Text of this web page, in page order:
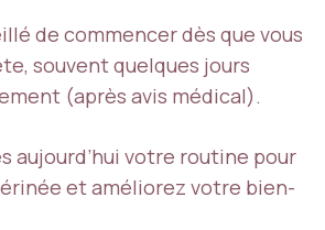
de commencer dès que vous
souvent quelques jours
(après avis médical).
aujourd’hui votre routine pour
et améliorez votre bien-